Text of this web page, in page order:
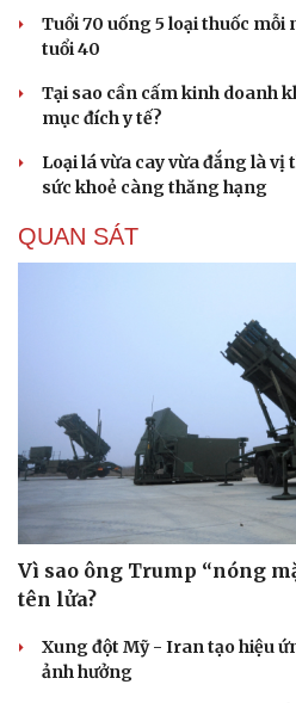
Tư vấn
Săn Tour
Tuổi 70 uống 5 loại thuốc
tuổi 40
Tại sao cần cấm kinh doanh
mục đích y tế?
Loại lá vừa cay vừa đắng là vị
sức khoẻ càng thăng hạng
QUAN SÁT
Vì sao ông Trump “nóng
tên lửa?
Xung đột Mỹ - Iran tạo hiệu
ảnh hưởng